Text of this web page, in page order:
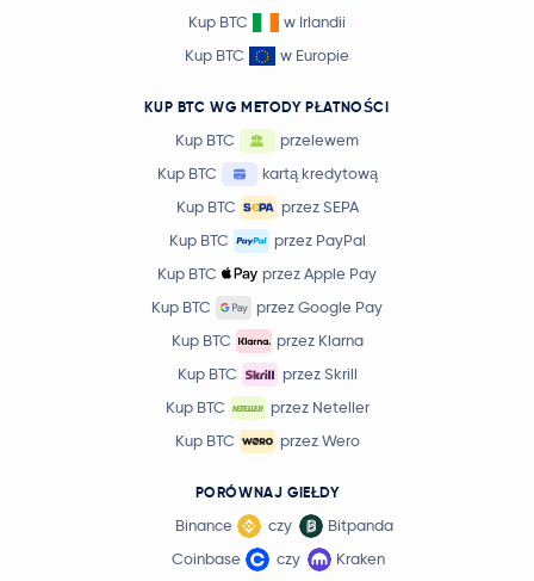
Kup BTC
w Irlandii
Kup BTC
w Europie
KUP BTC WG METODY PŁATNOŚCI
Kup BTC
przelewem
Kup BTC
kartą kredytową
Kup BTC
przez SEPA
Kup BTC
przez PayPal
Kup BTC
przez Apple Pay
Kup BTC
przez Google Pay
Kup BTC
przez Klarna
Kup BTC
przez Skrill
Kup BTC
przez Neteller
Kup BTC
przez Wero
PORÓWNAJ GIEŁDY
Binance czy
Bitpanda
Coinbase
czy Kraken